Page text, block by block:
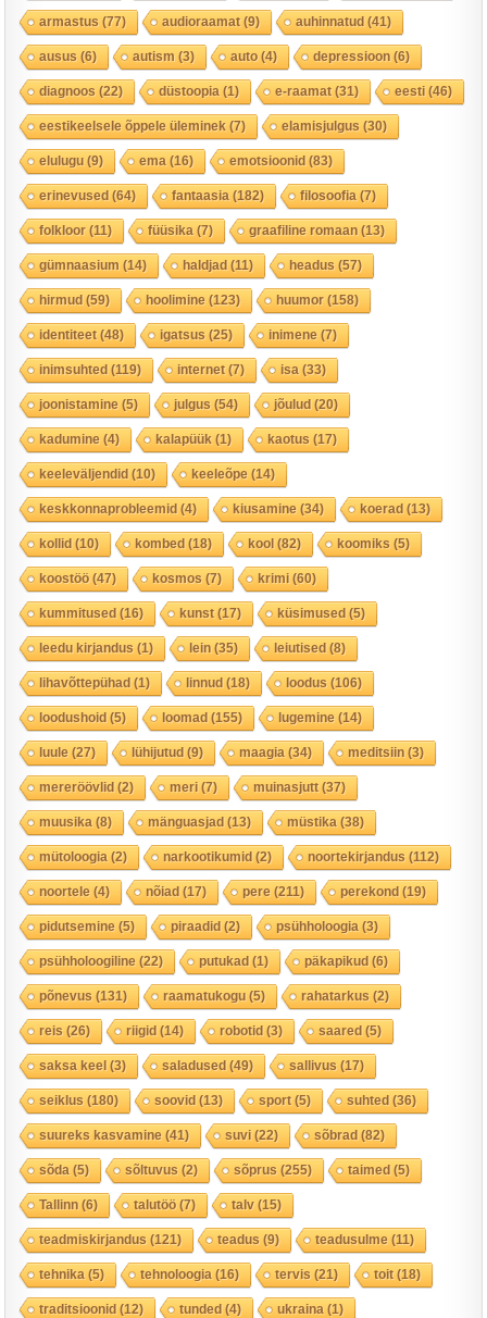
armastus (77) audioraamat(9) auhinnatud(41)
ausus (6) autism (3) auto(4) depressioon(6)
diagnoos (22) düstoopia (1) e-raamat(31) eesti(46)
eestikeelsele õppele üleminek (7) elamisjulgus (30)
elulugu(9) ema (16) emotsioonid(83)
erinevused(64) fantaasia (182) filosoofia (7)
folkloor(11) füüsika (7) graafiline romaan(13)
gümnaasium (14) haldjad(11) headus (57)
hirmud(59) hoolimine (123) huumor(158)
identiteet(48) igatsus (25) inimene (7)
inimsuhted(119) internet(7) isa (33)
joonistamine (5) julgus (54) jõulud(20)
kadumine (4) kalapüük (1) kaotus (17)
keeleväljendid(10) keeleõpe (14)
keskkonnaprobleemid(4) kiusamine (34) koerad(13)
kollid(10) kombed(18) kool(82) koomiks (5)
koostöö(47) kosmos (7) krimi(60)
kummitused(16) kunst(17) küsimused(5)
leedu kirjandus (1) lein(35) leiutised(8)
lihavõttepühad(1) linnud(18) loodus (106)
loodushoid(5) loomad(155) lugemine (14)
luule (27) lühijutud(9) maagia (34) meditsiin(3)
mereröövlid(2) meri(7) muinasjutt(37)
muusika (8) mänguasjad(13) müstika (38)
mütoloogia (2) narkootikumid(2) noortekirjandus (112)
noortele (4) nõiad(17) pere (211) perekond(19)
pidutsemine (5) piraadid(2) psühholoogia (3)
psühholoogiline (22) putukad(1) päkapikud(6)
põnevus (131) raamatukogu(5) rahatarkus (2)
reis (26) riigid(14) robotid(3) saared(5)
saksa keel(3) saladused(49) sallivus (17)
seiklus (180) soovid(13) sport(5) suhted(36)
suureks kasvamine (41) suvi(22) sõbrad(82)
sõda (5) sõltuvus (2) sõprus (255) taimed(5)
Tallinn(6) talutöö(7) talv(15)
teadmiskirjandus (121) teadus (9) teadusulme (11)
tehnika (5) tehnoloogia (16) tervis (21) toit(18)
traditsioonid(12) tunded(4) ukraina (1)